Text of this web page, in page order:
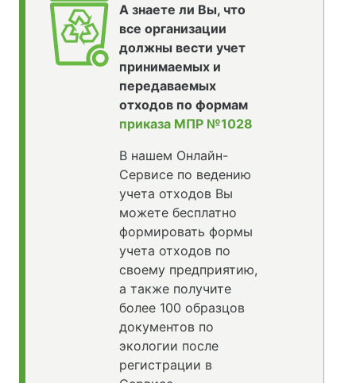
А знаете ли Вы, что
все организации
должны вести учет
принимаемых и
передаваемых
отходов по формам
приказа МПР №1028
В нашем Онлайн-
Сервисе по ведению
учета отходов Вы
можете бесплатно
формировать формы
учета отходов по
своему предприятию,
а также получите
более 100 образцов
документов по
экологии после
регистрации в